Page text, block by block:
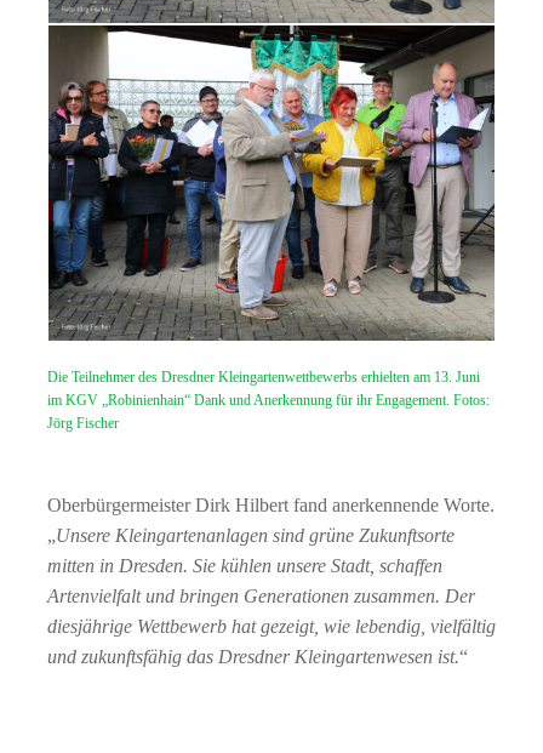
Die Teilnehmer des Dresdner Kleingartenwettbewerbs erhielten am 13. Juni
im KGV „Robinienhain“ Dank und Anerkennung für ihr Engagement. Fotos:
Jörg Fischer
Oberbürgermeister Dirk Hilbert fand anerkennende Worte.
„Unsere Kleingartenanlagen sind grüne Zukunftsorte
mitten in Dresden. Sie kühlen unsere Stadt, schaffen
Artenvielfalt und bringen Generationen zusammen. Der
diesjährige Wettbewerb hat gezeigt, wie lebendig, vielfältig
und zukunftsfähig das Dresdner Kleingartenwesen ist.“